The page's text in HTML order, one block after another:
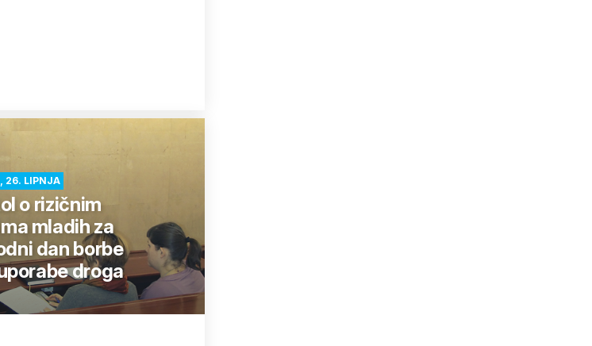
26. LIPNJA
o rizičnim
mladih za
dan borbe
droga